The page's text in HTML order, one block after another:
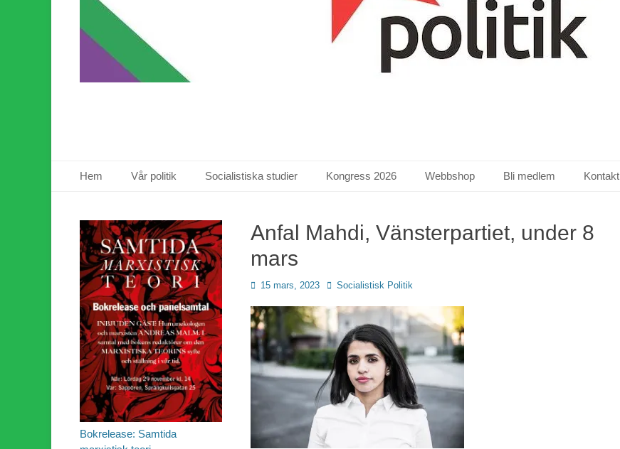
Primär meny
Hem Vår politik Socialistiska studier Kongress 2026 Webbshop Bli medlem Kontakt
Anfal Mahdi, Vänsterpartiet, under 8
mars
Publicerad
15 mars, 2023 Författare
Socialistisk Politik
Bokrelease: Samtida